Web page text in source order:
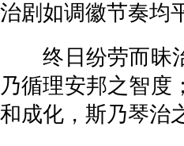
治剧如调徽节奏均
终日纷劳而昧治
乃循理安邦之智度
和成化，斯乃琴治